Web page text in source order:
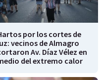
por los cortes de
vecinos de Almagro
Av. Díaz Vélez en
del extremo calor